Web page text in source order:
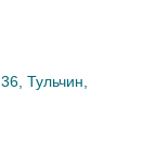
Тульчин,